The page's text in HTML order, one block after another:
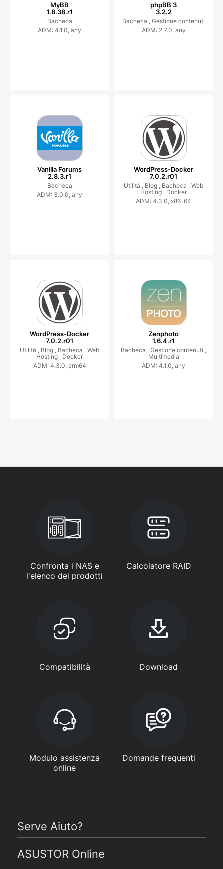
MyBB
1.8.38.r1
Bacheca
ADM: 4.1.0, any
phpBB 3
3.2.2
Bacheca , Gestione contenuti
ADM: 2.7.0, any
Vanilla Forums
2.8.3.r1
Bacheca
ADM: 3.0.0, any
WordPress-Docker
7.0.2.r01
Utilità , Blog , Bacheca , Web
Hosting , Docker
ADM: 4.3.0, x86-64
WordPress-Docker
7.0.2.r01
Utilità , Blog , Bacheca , Web
Hosting , Docker
ADM: 4.3.0, arm64
Zenphoto
1.6.4.r1
Bacheca , Gestione contenuti ,
Multimedia
ADM: 4.1.0, any
Confronta i NAS e
l'elenco dei prodotti
Calcolatore RAID
Compatibilità Download
Modulo assistenza
online
Domande frequenti
Serve Aiuto?
ASUSTOR Online